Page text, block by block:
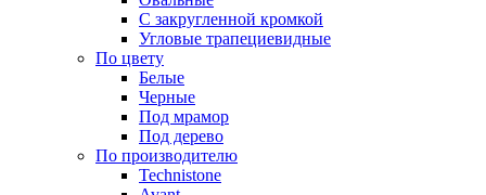
С закругленной кромкой
Угловые трапециевидные
По цвету
Белые
Черные
Под мрамор
Под дерево
По производителю
Technistone